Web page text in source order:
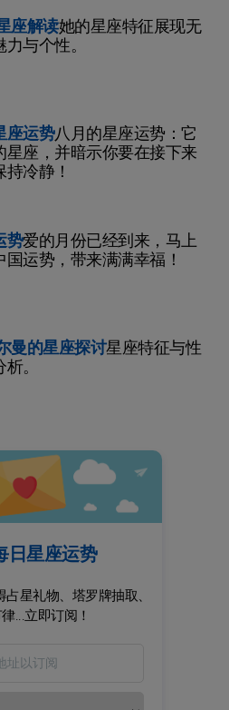
座解读她的星座特征展现无
与个性。
座运势八月的星座运势：它
星座，并暗示你要在接下来
冷静！
势爱的月份已经到来，马上
运势，带来满满幸福！
曼的星座探讨星座特征与性
。
日星座运势
星礼物、塔罗牌抽取、
...立即订阅！